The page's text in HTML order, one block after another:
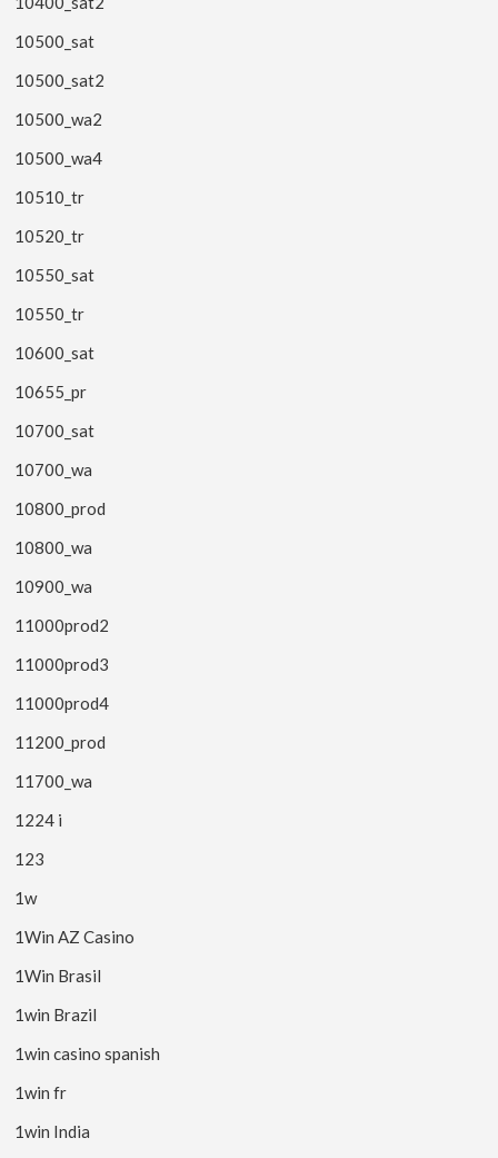
10500_sat
10500_sat2
10500_wa2
10500_wa4
10510_tr
10520_tr
10550_sat
10550_tr
10600_sat
10655_pr
10700_sat
10700_wa
10800_prod
10800_wa
10900_wa
11000prod2
11000prod3
11000prod4
11200_prod
11700_wa
1224 i
123
1w
1Win AZ Casino
1Win Brasil
1win Brazil
1win casino spanish
1win fr
1win India